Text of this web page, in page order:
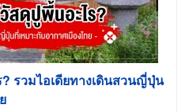
รวมไอเดียทางเดินสวนญี่ปุ่น